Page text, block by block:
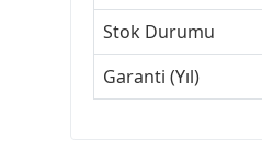
Stok Durumu
Garanti (Yıl)